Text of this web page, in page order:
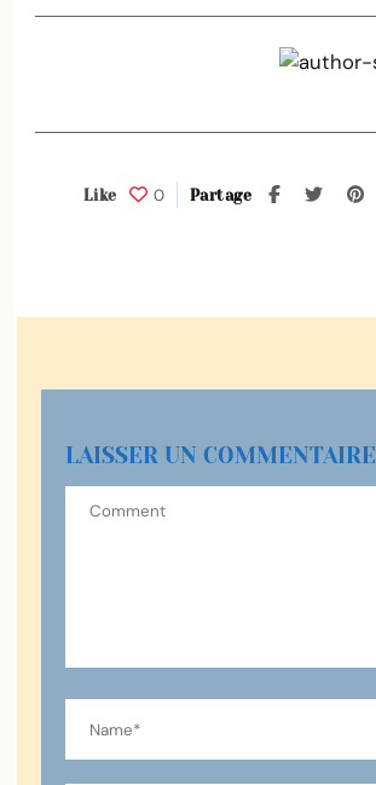
0
Like Partage
LAISSER UN COMMENTAIRE